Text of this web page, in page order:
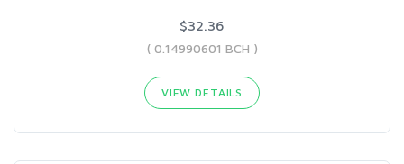
$32.36
( 0.14990601 BCH )
VIEW DETAILS